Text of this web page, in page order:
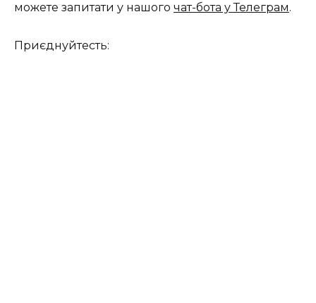
можете запитати у нашого чат-бота у Телеграм.
Приєднуйтесть: